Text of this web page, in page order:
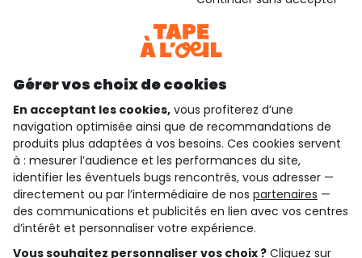
Consulter les CGU
qui sommes-nous ?
besoin d'aide ?
le club fidélité
notre catalogue
Gérer vos choix de cookies
En acceptant les cookies, vous profiterez d’une
navigation optimisée ainsi que de recommandations de
produits plus adaptées à vos besoins. Ces cookies servent
à : mesurer l’audience et les performances du site,
identifier les éventuels bugs rencontrés, vous adresser —
directement ou par l’intermédiaire de nos partenaires —
des communications et publicités en lien avec vos centres
d’intérêt et personnaliser votre expérience.
Vous souhaitez personnaliser vos choix ? Cliquez sur